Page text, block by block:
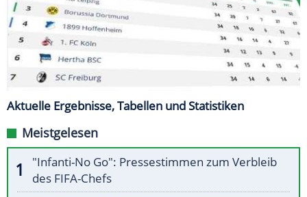
Aktuelle Ergebnisse, Tabellen und Statistiken
Meistgelesen
"Infanti-No Go": Pressestimmen zum Verbleib
des FIFA-Chefs